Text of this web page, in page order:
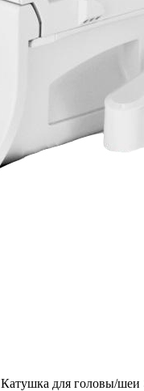
Катушка для головы/шеи